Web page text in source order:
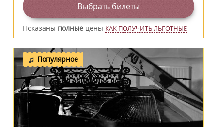
Выбрать билеты
Показаны полные цены КАК ПОЛУЧИТЬ ЛЬГОТНЫЕ
Популярное